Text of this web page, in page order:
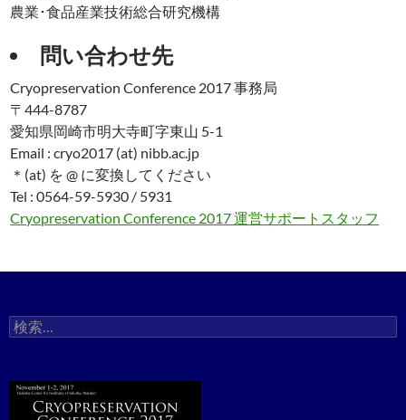
農業･食品産業技術総合研究機構
問い合わせ先
Cryopreservation Conference 2017 事務局
〒444-8787
愛知県岡崎市明大寺町字東山 5-1
Email : cryo2017 (at) nibb.ac.jp
＊(at) を @ に変換してください
Tel : 0564-59-5930 / 5931
Cryopreservation Conference 2017 運営サポートスタッフ
検
索: